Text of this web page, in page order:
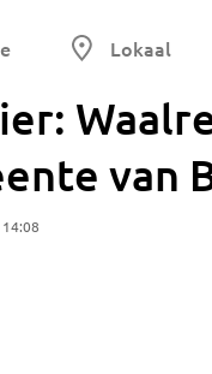
Lokaal
van